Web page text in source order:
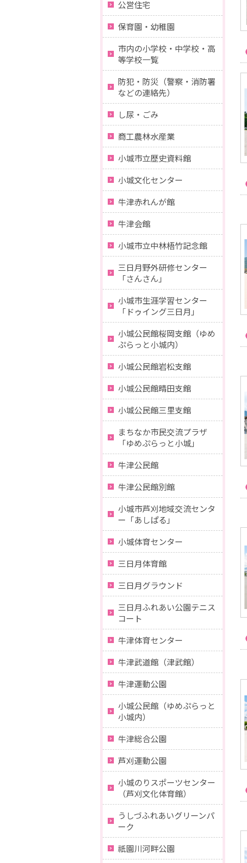
公営住宅
保育園・幼稚園
市内の小学校・中学校・高
等学校一覧
防犯・防災（警察・消防署
などの連絡先）
し尿・ごみ
商工農林水産業
小城市立歴史資料館
小城文化センター
牛津赤れんが館
牛津会館
小城市立中林梧竹記念館
三日月野外研修センター
「さんさん」
小城市生涯学習センター
「ドゥイング三日月」
小城公民館桜岡支館（ゆめ
ぷらっと小城内）
小城公民館岩松支館
小城公民館晴田支館
小城公民館三里支館
まちなか市民交流プラザ
「ゆめぷらっと小城」
牛津公民館
牛津公民館別館
小城市芦刈地域交流センタ
ー「あしぱる」
小城体育センター
三日月体育館
三日月グラウンド
三日月ふれあい公園テニス
コート
牛津体育センター
牛津武道館（津武館）
牛津運動公園
小城公民館（ゆめぷらっと
小城内）
牛津総合公園
芦刈運動公園
小城のりスポーツセンター
（芦刈文化体育館）
うしづふれあいグリーンパ
ーク
祇園川河畔公園